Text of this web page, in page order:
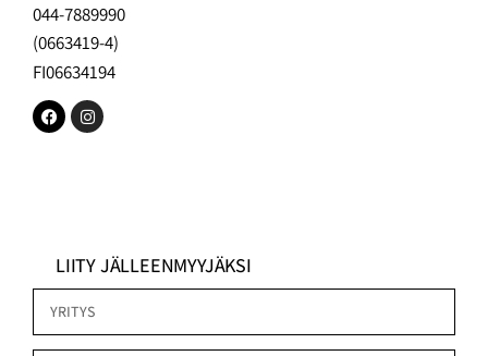
044-7889990
(0663419-4)
FI06634194
LIITY JÄLLEENMYYJÄKSI